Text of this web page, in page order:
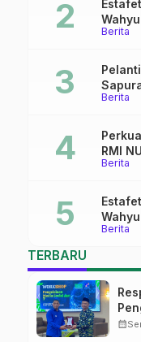
Berita
Berita
Berita
RMI
Pati
Berita
TERBARU
calendar_month